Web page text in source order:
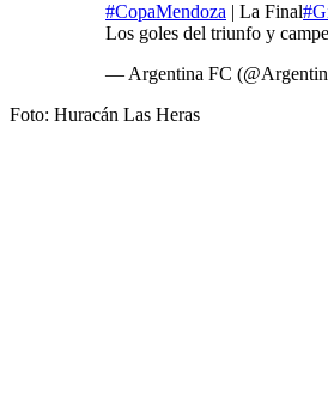
#CopaMendoza | La Final
Los goles del triunfo y
— Argentina FC
Foto: Huracán Las Heras